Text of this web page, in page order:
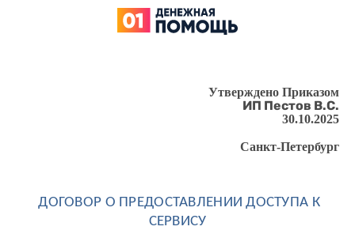
Утверждено Приказом
ИП Пестов В.С.
30.10.2025
Санкт-Петербург
ДОГОВОР О ПРЕДОСТАВЛЕНИИ ДОСТУПА К
СЕРВИСУ